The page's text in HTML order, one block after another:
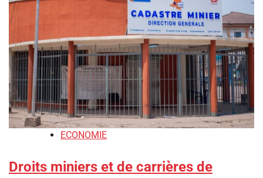
ECONOMIE
Droits miniers et de carrières de